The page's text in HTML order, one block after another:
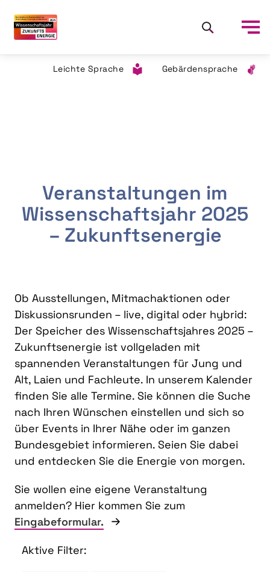
Leichte Sprache Gebärdensprache
Veranstaltungen im
Wissenschaftsjahr 2025
– Zukunftsenergie
Ob Ausstellungen, Mitmachaktionen oder
Diskussionsrunden – live, digital oder hybrid:
Der Speicher des Wissenschaftsjahres 2025 –
Zukunftsenergie ist vollgeladen mit
spannenden Veranstaltungen für Jung und
Alt, Laien und Fachleute. In unserem Kalender
finden Sie alle Termine. Sie können die Suche
nach Ihren Wünschen einstellen und sich so
über Events in Ihrer Nähe oder im ganzen
Bundesgebiet informieren. Seien Sie dabei
und entdecken Sie die Energie von morgen.
Sie wollen eine eigene Veranstaltung
anmelden? Hier kommen Sie zum
Eingabeformular.
Aktive Filter: